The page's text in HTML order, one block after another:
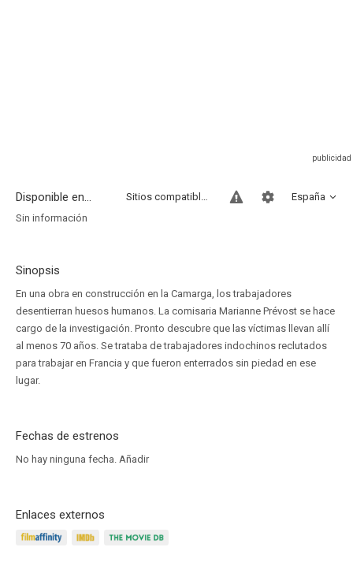
Disponible en... España
Sitios compatibles
Sin información
Sinopsis
En una obra en construcción en la Camarga, los trabajadores
desentierran huesos humanos. La comisaria Marianne Prévost se hace
cargo de la investigación. Pronto descubre que las víctimas llevan allí
al menos 70 años. Se trataba de trabajadores indochinos reclutados
para trabajar en Francia y que fueron enterrados sin piedad en ese
lugar.
Fechas de estrenos
No hay ninguna fecha. Añadir
Enlaces externos